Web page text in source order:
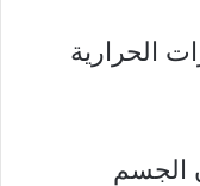
الحرارية
الجسم